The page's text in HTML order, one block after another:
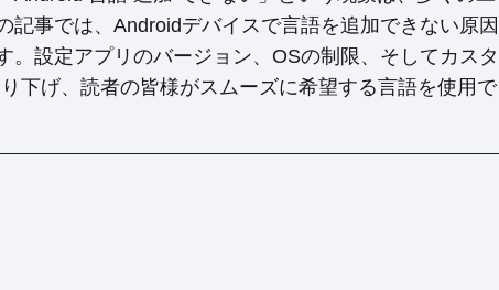
事では、Androidデバイスで言語を追加できない原因
設定アプリのバージョン、OSの制限、そしてカスタ
下げ、読者の皆様がスムーズに希望する言語を使用で